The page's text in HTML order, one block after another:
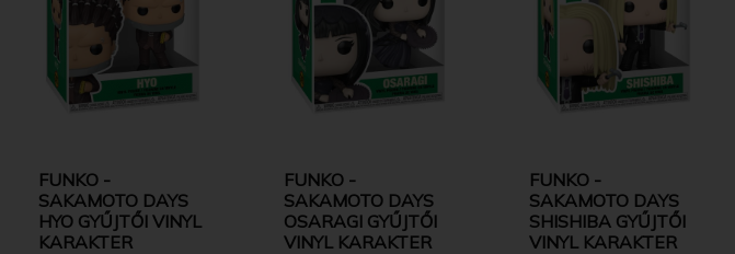
FUNKO -
SAKAMOTO DAYS
HYO GYŰJTŐI VINYL
KARAKTER
FUNKO -
SAKAMOTO DAYS
OSARAGI GYŰJTŐI
VINYL KARAKTER
FUNKO -
SAKAMOTO DAYS
SHISHIBA GYŰJTŐI
VINYL KARAKTER